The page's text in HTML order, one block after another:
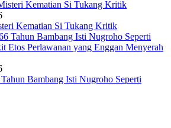
Kematian Si Tukang Kritik
Bambang Isti Nugroho Seperti